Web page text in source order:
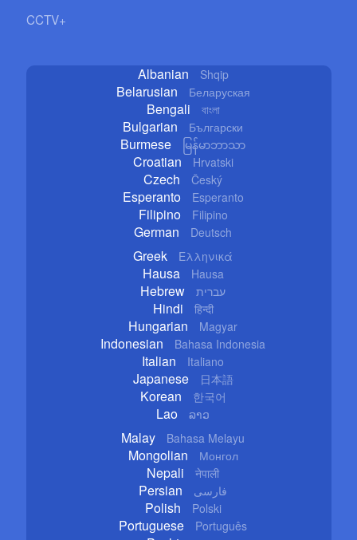
CCTV+
Albanian Shqip
Belarusian Беларуская
Bengali বাংলা
Bulgarian Български
Burmese မြန်မာဘာသာ
Croatian Hrvatski
Czech Český
Esperanto Esperanto
Filipino Filipino
German Deutsch
Greek Ελληνικά
Hausa Hausa
Hebrew עברית
Hindi हिन्दी
Hungarian Magyar
Indonesian Bahasa Indonesia
Italian Italiano
Japanese 日本語
Korean 한국어
Lao ລາວ
Malay Bahasa Melayu
Mongolian Монгол
Nepali नेपाली
Persian فارسی
Polish Polski
Portuguese Português